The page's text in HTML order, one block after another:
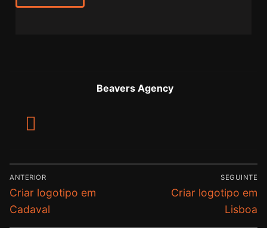
Beavers Agency
ANTERIOR
Criar logotipo em
Cadaval
SEGUINTE
Criar logotipo em
Lisboa